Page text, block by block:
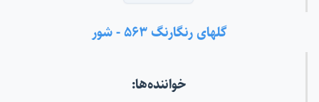
گلهای رنگارنگ ۵۶۳ - شور
خواننده‌ها: